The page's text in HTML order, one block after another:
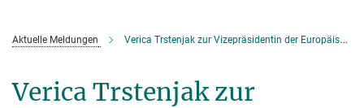
Aktuelle Meldungen Verica Trstenjak zur Vizepräsidentin der Europäischen Akademie der Wissenschaft und Künste gewählt
Verica Trstenjak zur